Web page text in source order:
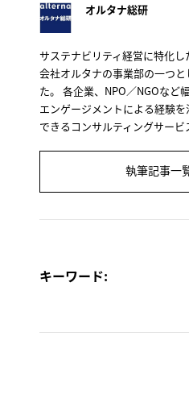
オルタナ総研
サステナビリティ経営に特化し
会社オルタナの事業部の一つ
た。 各企業、NPO／NGOなど
エンゲージメントによる経験
できるコンサルティングサービ
執筆記事一
キーワード: